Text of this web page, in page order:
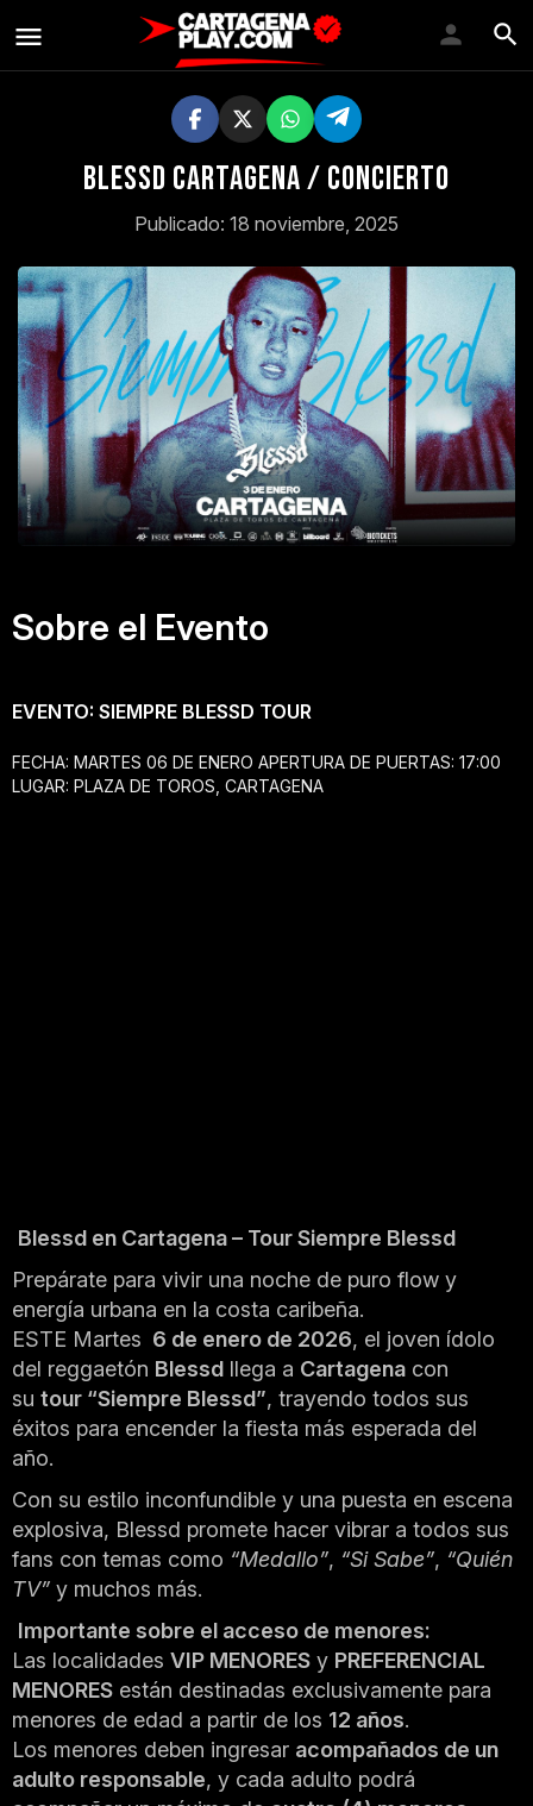
BLESSD CARTAGENA / CONCIERTO
Publicado: 18 noviembre, 2025
Sobre el Evento
EVENTO: SIEMPRE BLESSD TOUR
FECHA: MARTES 06 DE ENERO APERTURA DE PUERTAS: 17:00
LUGAR: PLAZA DE TOROS, CARTAGENA
Blessd en Cartagena – Tour Siempre Blessd
Prepárate para vivir una noche de puro flow y
energía urbana en la costa caribeña.
ESTE Martes 6 de enero de 2026, el joven ídolo
del reggaetón Blessd llega a Cartagena con
su tour “Siempre Blessd”, trayendo todos sus
éxitos para encender la fiesta más esperada del
año.
Con su estilo inconfundible y una puesta en escena
explosiva, Blessd promete hacer vibrar a todos sus
fans con temas como “Medallo”, “Si Sabe”, “Quién
TV” y muchos más.
Importante sobre el acceso de menores:
Las localidades VIP MENORES y PREFERENCIAL
MENORES están destinadas exclusivamente para
menores de edad a partir de los 12 años.
Los menores deben ingresar acompañados de un
adulto responsable, y cada adulto podrá